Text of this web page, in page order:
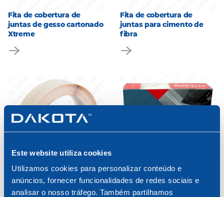
Este website utiliza cookies
Utilizamos cookies para personalizar conteúdo e
anúncios, fornecer funcionalidades de redes sociais e
analisar o nosso tráfego. Também partilhamos
Fita de cobertura de
juntas de gesso cartonado
Xtreme
Fita de cobertura de
juntas para cimento de
fibra
Banda Armada Para
Gesso 30 m
Placas de gesso cartonado
Strait-Flex Tuff-Tape